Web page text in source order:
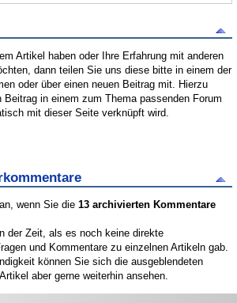
Artikel haben oder Ihre Erfahrung mit anderen
dann teilen Sie uns diese bitte in einem der
oder über einen neuen Beitrag mit. Hierzu
Beitrag in einem zum Thema passenden Forum
mit dieser Seite verknüpft wird.
wenn Sie die13 archivierten Kommentare
der Zeit, als es noch keine direkte
und Kommentare zu einzelnen Artikeln gab.
können Sie sich die ausgeblendeten
aber gerne weiterhin ansehen.